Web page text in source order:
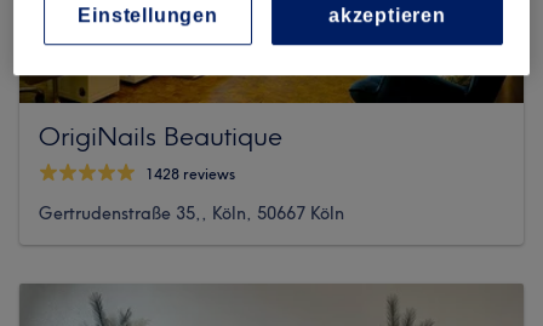
OrigiNails Beautique
1428 reviews
Gertrudenstraße 35,, Köln, 50667 Köln
Einstellungen
akzeptieren